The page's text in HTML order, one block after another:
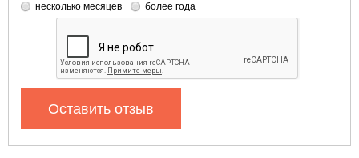
несколько месяцев более года
Оставить отзыв